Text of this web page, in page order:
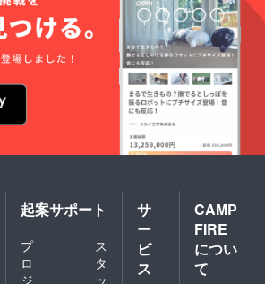
起案サポート
プ
ロ
ジ
ス
タ
ッ
サ
ー
ビ
ス
CAMP
FIRE
につい
て